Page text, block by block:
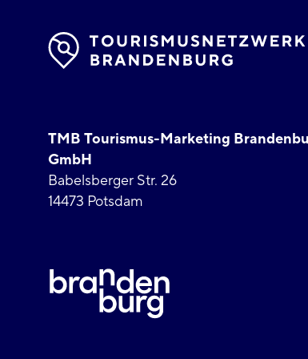
TMB Tourismus-Marketing
GmbH
Babelsberger Str. 26
14473 Potsdam